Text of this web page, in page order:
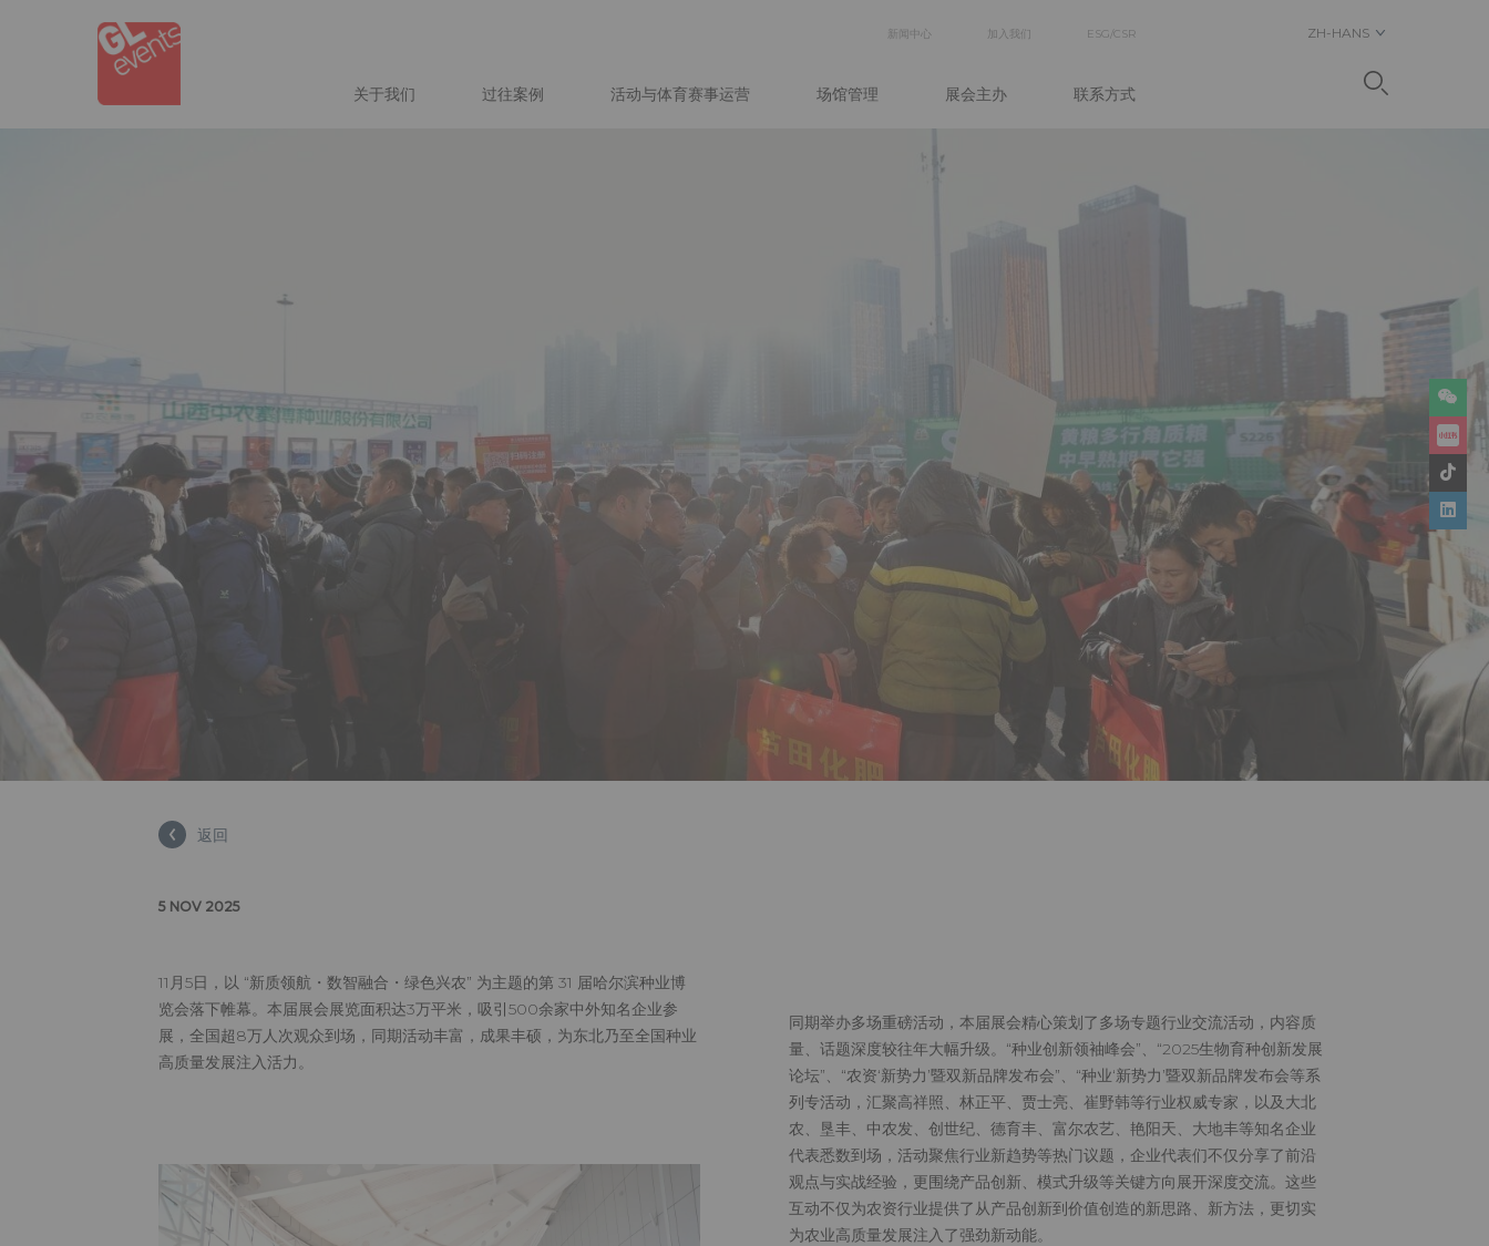
SECONDARY
NAVIGATION
新闻中心 加入我们 ESG/CSR
NAVIGATION
关于我们 过往案例 活动与体育赛事运营 场馆管理 展会主办 联系方式
ZH-HANS
第31届哈尔滨种业博览会圆
满收官
返回
5 NOV 2025
11月5日，以 “新质领航・数智融合・绿色兴农” 为主题的第 31 届哈尔滨种业博
览会落下帷幕。本届展会展览面积达3万平米，吸引500余家中外知名企业参
展，全国超8万人次观众到场，同期活动丰富，成果丰硕，为东北乃至全国种业
高质量发展注入活力。​
同期举办多场重磅活动，本届展会精心策划了多场专题行业交流活动，内容质
量、话题深度较往年大幅升级。“种业创新领袖峰会”、“2025生物育种创新发展
论坛”、“农资‘新势力’暨双新品牌发布会”、“种业‘新势力’暨双新品牌发布会等系
列专活动，汇聚高祥照、林正平、贾士亮、崔野韩等行业权威专家，以及大北
农、垦丰、中农发、创世纪、德育丰、富尔农艺、艳阳天、大地丰等知名企业
代表悉数到场，活动聚焦行业新趋势等热门议题，企业代表们不仅分享了前沿
观点与实战经验，更围绕产品创新、模式升级等关键方向展开深度交流。这些
互动不仅为农资行业提供了从产品创新到价值创造的新思路、新方法，更切实
为农业高质量发展注入了强劲新动能。